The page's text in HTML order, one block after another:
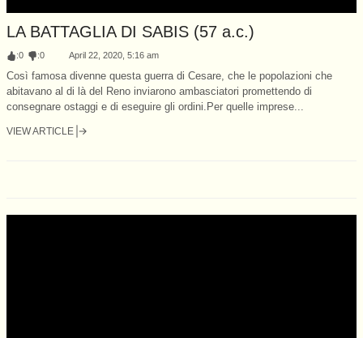
LA BATTAGLIA DI SABIS (57 a.c.)
:0 :0 April 22, 2020, 5:16 am
Così famosa divenne questa guerra di Cesare, che le popolazioni che
abitavano al di là del Reno inviarono ambasciatori promettendo di
consegnare ostaggi e di eseguire gli ordini.Per quelle imprese...
VIEW ARTICLE